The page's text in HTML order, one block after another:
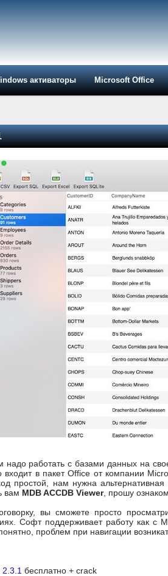
активаторы Microsoft Office
надо работать с базами данных на
входит в пакет Office от компании
простой, нам нужна
вам MDB ACCDB Viewer, прошу
вы сможете просто
Софт поддерживает работу как
проблем при навигации
бесплатно + crack